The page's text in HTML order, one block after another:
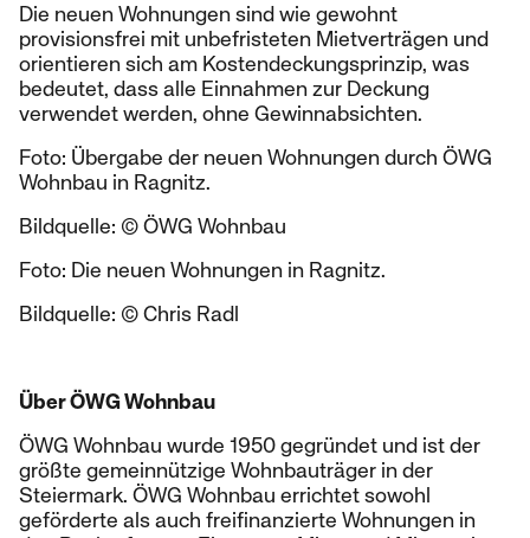
Die neuen Wohnungen sind wie gewohnt
provisionsfrei mit unbefristeten Mietverträgen und
orientieren sich am Kostendeckungsprinzip, was
bedeutet, dass alle Einnahmen zur Deckung
verwendet werden, ohne Gewinnabsichten.
Foto: Übergabe der neuen Wohnungen durch ÖWG
Wohnbau in Ragnitz.
Bildquelle: © ÖWG Wohnbau
Foto: Die neuen Wohnungen in Ragnitz.
Bildquelle: © Chris Radl
Über ÖWG Wohnbau
ÖWG Wohnbau wurde 1950 gegründet und ist der
größte gemeinnützige Wohnbauträger in der
Steiermark. ÖWG Wohnbau errichtet sowohl
geförderte als auch freifinanzierte Wohnungen in